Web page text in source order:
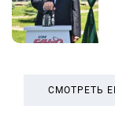
СМОТРЕТЬ